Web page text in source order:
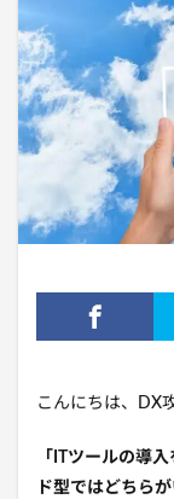
こんにちは、DX
「ITツールの導
ド型ではどちらが